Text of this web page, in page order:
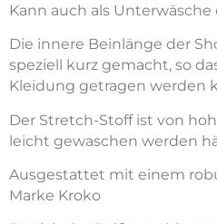
Kann auch als Unterwäsche
Die innere Beinlänge der
speziell kurz gemacht, so
Kleidung getragen werden
Der Stretch-Stoff ist von
leicht gewaschen werden
Ausgestattet mit einem
Marke Kroko